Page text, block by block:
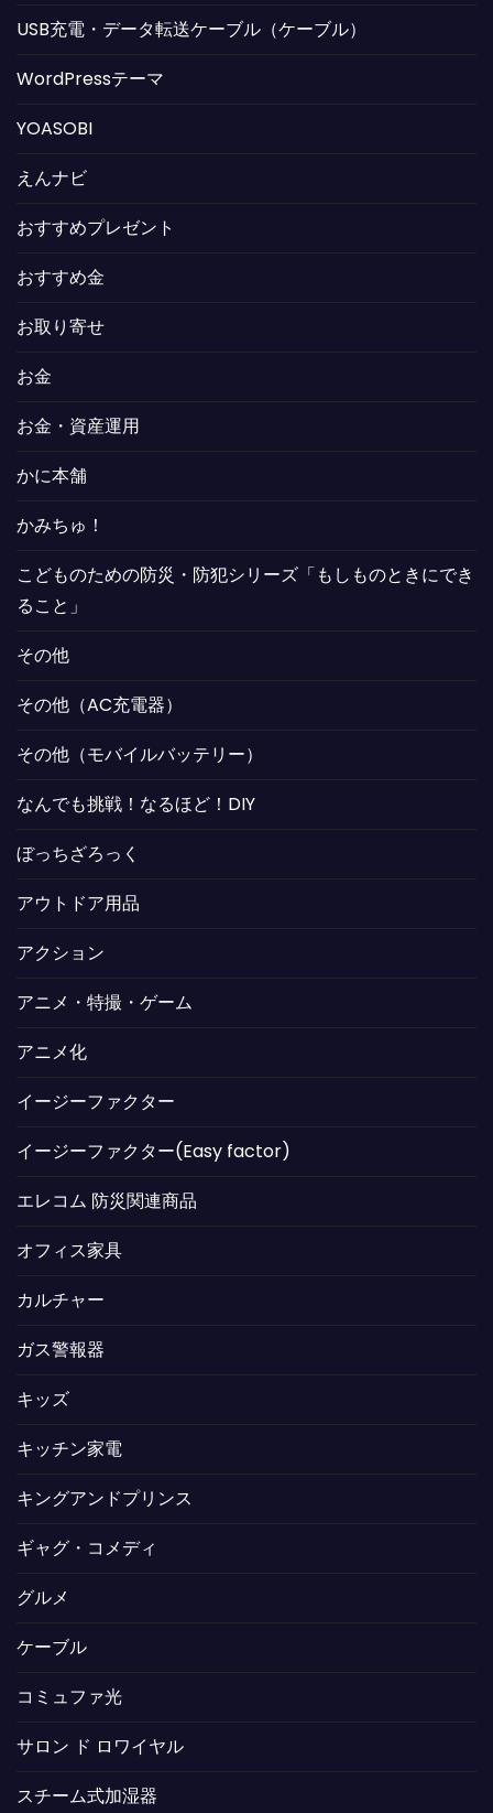
USB充電・データ転送ケーブル（ケーブル）
WordPressテーマ
YOASOBI
えんナビ
おすすめプレゼント
おすすめ金
お取り寄せ
お金
お金・資産運用
かに本舗
かみちゅ！
こどものための防災・防犯シリーズ「もしものときにでき
ること」
その他
その他（AC充電器）
その他（モバイルバッテリー）
なんでも挑戦！なるほど！DIY
ぼっちざろっく
アウトドア用品
アクション
アニメ・特撮・ゲーム
アニメ化
イージーファクター
イージーファクター(Easy factor)
エレコム 防災関連商品
オフィス家具
カルチャー
ガス警報器
キッズ
キッチン家電
キングアンドプリンス
ギャグ・コメディ
グルメ
ケーブル
コミュファ光
サロン ド ロワイヤル
スチーム式加湿器